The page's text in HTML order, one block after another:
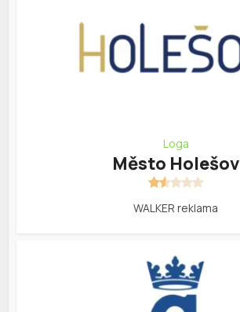
Loga
Město Holešov
WALKER reklama